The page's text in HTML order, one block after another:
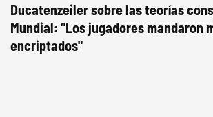
Ducatenzeiler sobre las teorías
Mundial: "Los jugadores mandaron
encriptados"